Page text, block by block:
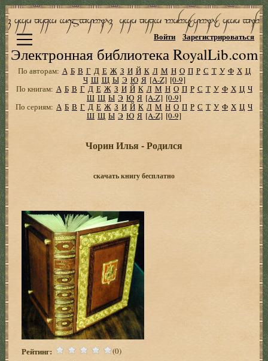
Электронная библиотека RoyalLib.com
Войти Зарегистрироваться
По авторам: А Б В Г Д Е Ж З И Й К Л М Н О П Р С Т У Ф Х Ц
Ч Ш Щ Ы Э Ю Я [A-Z] [0-9]
По книгам: А Б В Г Д Е Ж З И Й К Л М Н О П Р С Т У Ф Х Ц Ч
Ш Щ Ы Э Ю Я [A-Z] [0-9]
По сериям: А Б В Г Д Е Ж З И Й К Л М Н О П Р С Т У Ф Х Ц Ч
Ш Щ Ы Э Ю Я [A-Z] [0-9]
Чорин Илья - Родился
скачать книгу бесплатно
Рейтинг: (0)